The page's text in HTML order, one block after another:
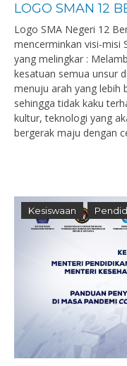
LOGO SMAN 12
Logo SMA Negeri 12
mencerminkan visi-misi
yang melingkar :
kesatuan semua unsur
menuju arah yang lebih
sehingga tidak kaku
kultur, teknologi yang
bergerak maju dengan
Kesiswaan